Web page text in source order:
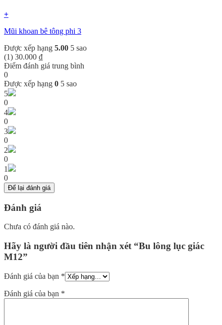
+
Mũi khoan bê tông phi 3
Được xếp hạng 5.00 5 sao
(1) 30.000 ₫
Điểm đánh giá trung bình
0
Được xếp hạng 0 5 sao
5
0
4
0
3
0
2
0
1
0
Để lại đánh giá
Đánh giá
Chưa có đánh giá nào.
Hãy là người đầu tiên nhận xét “Bu lông lục giác
M12”
Đánh giá của bạn *
Đánh giá của bạn *